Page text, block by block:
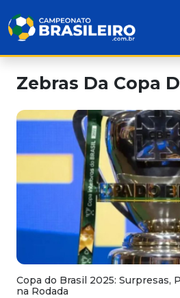
Zebras Da Copa
Copa do Brasil 2025: Surpresas,
na Rodada